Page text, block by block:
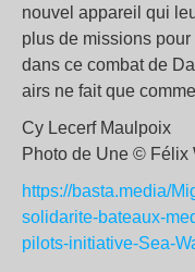
nouvel appareil qui
plus de missions
dans ce combat de
airs ne fait que
Cy Lecerf Maulpoix
Photo de Une © Félix
https://basta.media/
solidarite-bateaux-
pilots-initiative-Sea-